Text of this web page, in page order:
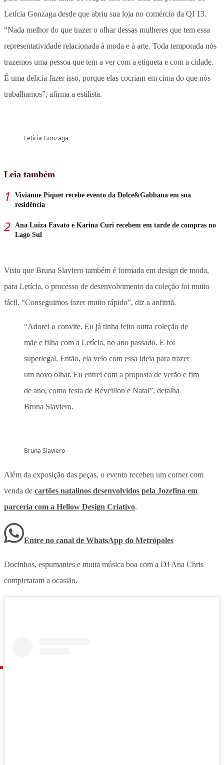
Letícia Gonzaga desde que abriu sua loja no comércio da QI 13.
“Nada melhor do que trazer o olhar dessas mulheres que tem essa
representatividade relacionada à moda e à arte. Toda temporada nós
trazemos uma pessoa que tem a ver com a etiqueta e com a cidade.
É uma delicia fazer isso, porque elas cocriam em cima do que nós
trabalhamos”, afirma a estilista.
Letícia Gonzaga
Leia também
Vivianne Piquet recebe evento da Dolce&Gabbana em sua
residência
Ana Luiza Favato e Karina Curi recebem em tarde de compras no
Lago Sul
Visto que Bruna Slaviero também é formada em design de moda,
para Letícia, o processo de desenvolvimento da coleção foi muito
fácil. “Conseguimos fazer muito rápido”, diz a anfitriã.
“Adorei o convite. Eu já tinha feito outra coleção de
mãe e filha com a Letícia, no ano passado. E foi
superlegal. Então, ela veio com essa ideia para trazer
um novo olhar. Eu entrei com a proposta de verão e fim
de ano, como festa de Réveillon e Natal”, detalha
Bruna Slaviero.
Bruna Slaviero
Além da exposição das peças, o evento recebeu um corner com
venda de cartões natalinos desenvolvidos pela Jozefina em
parceria com a Hellow Design Criativo.
Entre no canal de WhatsApp do Metrópoles
Docinhos, espumantes e muita música boa com a DJ Ana Chris
completaram a ocasião.